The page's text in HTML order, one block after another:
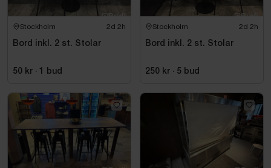
Skick:
Bruksskick med normalt slitage.
Stockholm 2d 2h
Bord inkl. 2 st. Stolar
50 kr · 1 bud
Stockholm 2d 2h
Bord inkl. 2 st. Stolar
250 kr · 5 bud